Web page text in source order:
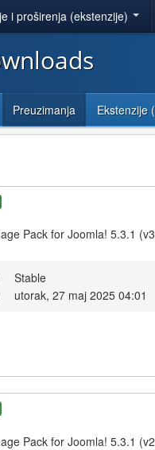
i proširenja (ekstenzije)
Preuzimanja Ekstenzije
Pack for Joomla! 5.3.1
Stable
utorak, 27 maj 2025 04:01
Pack for Joomla! 5.3.1